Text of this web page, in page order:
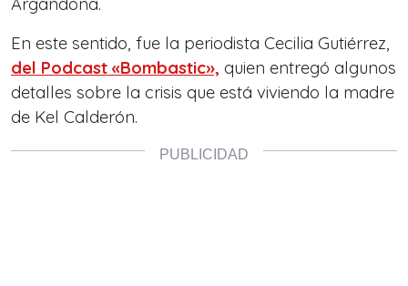
En este sentido, fue la periodista Cecilia Gutiérrez,
del Podcast «Bombastic», quien entregó algunos
detalles sobre la crisis que está viviendo la madre
de Kel Calderón.